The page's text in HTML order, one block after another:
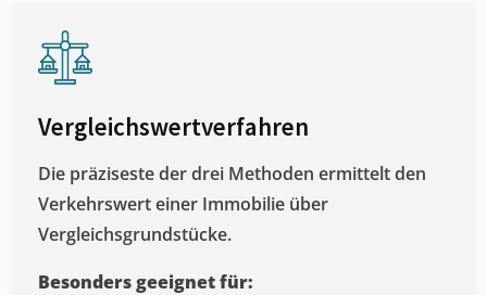
Vergleichswertverfahren
Die präziseste der drei Methoden ermittelt den
Verkehrswert einer Immobilie über
Vergleichsgrundstücke.
Besonders geeignet für: